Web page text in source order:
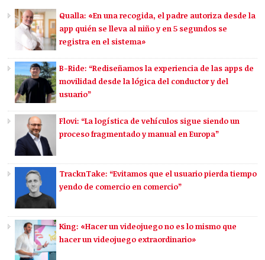
Qualla: «En una recogida, el padre autoriza desde la
app quién se lleva al niño y en 5 segundos se
registra en el sistema»
B-Ride: “Rediseñamos la experiencia de las apps de
movilidad desde la lógica del conductor y del
usuario”
Flovi: “La logística de vehículos sigue siendo un
proceso fragmentado y manual en Europa”
TracknTake: “Evitamos que el usuario pierda tiempo
yendo de comercio en comercio”
King: «Hacer un videojuego no es lo mismo que
hacer un videojuego extraordinario»